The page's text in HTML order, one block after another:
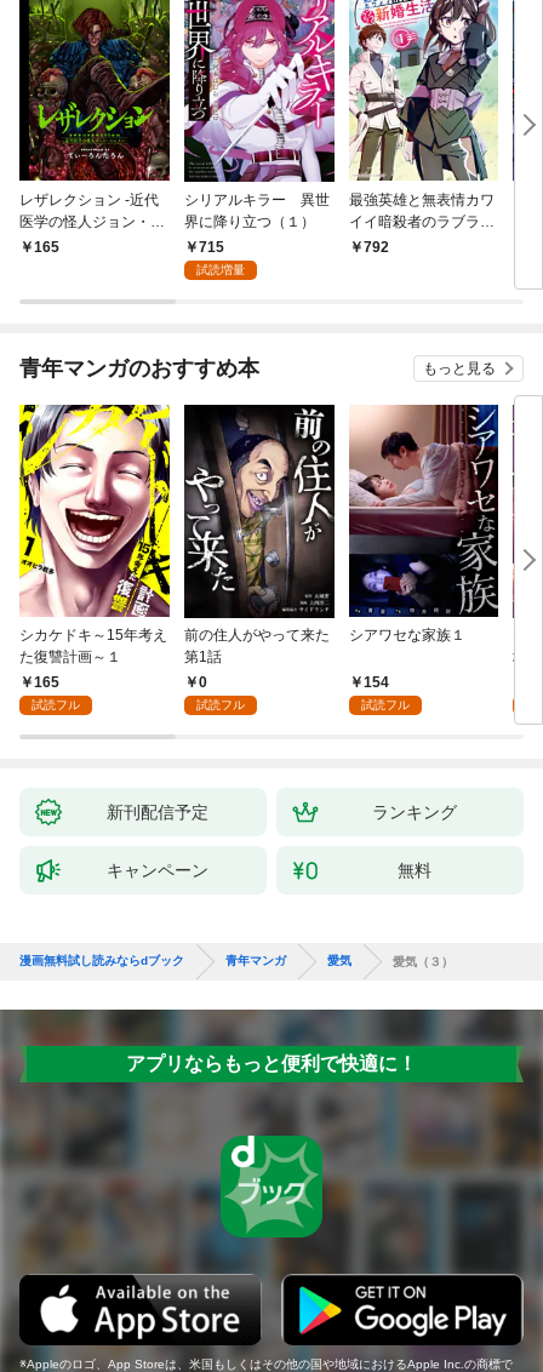
レザレクション -近代
医学の怪人ジョン・ハ
ンター- 連載版 第1話
165
シリアルキラー 異世
界に降り立つ（１）
715
試読増量
最強英雄と無表情カワ
イイ暗殺者のラブラブ
新婚生活 １巻
792
青年マンガのおすすめ本 もっと見る
シカケドキ～15年考え
た復讐計画～１
165
試読フル
前の住人がやって来た
第1話
0
試読フル
シアワセな家族１
154
試読フル
地
新刊配信予定 ランキング
キャンペーン 無料
漫画無料試し読みならdブック 青年マンガ 愛気 愛気（３）
アプリならもっと便利で快適に！
Appleのロゴ、App Storeは、米国もしくはその他の国や地域におけるApple Inc.の商標で